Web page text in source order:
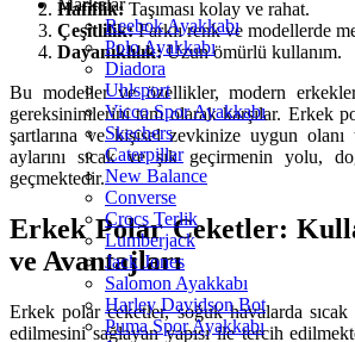
Hafiflik:Taşıması kolay ve rahat.
Çeşitlilik:Farklı renk ve modellerde
Dayanıklılık:Uzun ömürlü kullanım.
Bu modeller ve özellikler, modern
gereksinimlerini tam olarak karşılar. Erkek
şartlarına ve kişisel zevkinize uygun olanı
aylarını sıcak ve şık geçirmenin yolu,
geçmektedir.
Erkek Polar Ceketler:
ve Avantajları
Erkek polar ceketler, soğuk havalarda
edilmesini sağlayan yapısı ile tercih
Markalar
Reebok Ayakkabı
Polo Ayakkabı
Diadora
Uhlsport
Vicco Spor Ayakkabı
Skechers
Caterpillar
New Balance
Converse
Crocs Terlik
Lumberjack
Jack Jones
Salomon Ayakkabı
Harley Davidson Bot
Puma Spor Ayakkabı